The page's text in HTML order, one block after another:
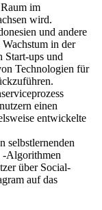
im
wird.
und andere
in der
Start-ups und
Technologien für
einen
entwickelte
selbstlernenden
-Algorithmen
über Social-
auf das